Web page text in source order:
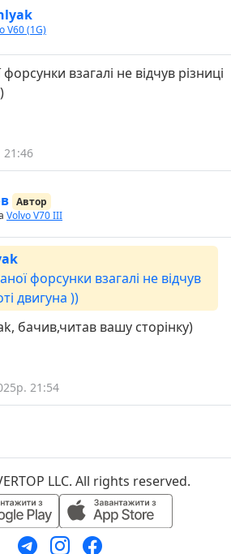
V60 (1G)
взагалі не відчув різниці
21:46
Автор
Volvo V70 III
форсунки взагалі не відчув
двигуна ))
бачив,читав вашу сторінку)
21:54
LLC. All rights reserved.